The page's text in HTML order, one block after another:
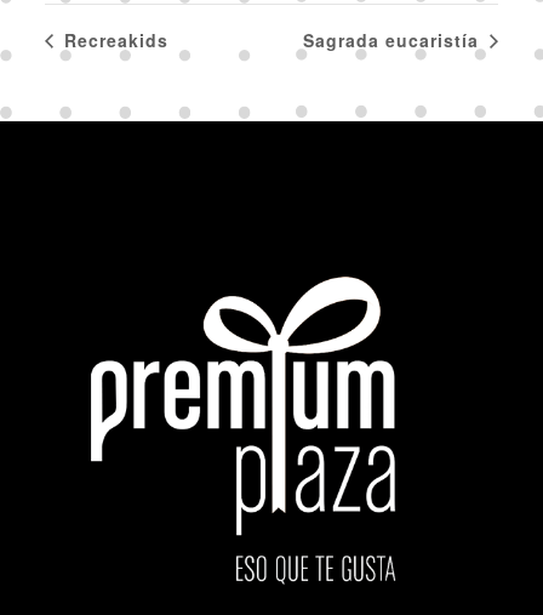
Recreakids Sagrada eucaristía